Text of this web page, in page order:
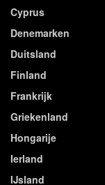
Cyprus
Denemarken
Duitsland
Finland
Frankrijk
Griekenland
Hongarije
Ierland
IJsland